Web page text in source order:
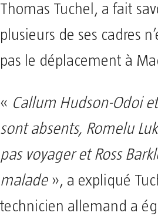
Thomas Tuchel, a fait
plusieurs de ses cadres
pas le déplacement à
« Callum Hudson-Odoi
sont absents, Romelu
pas voyager et Ross
malade», a expliqué
technicien allemand a